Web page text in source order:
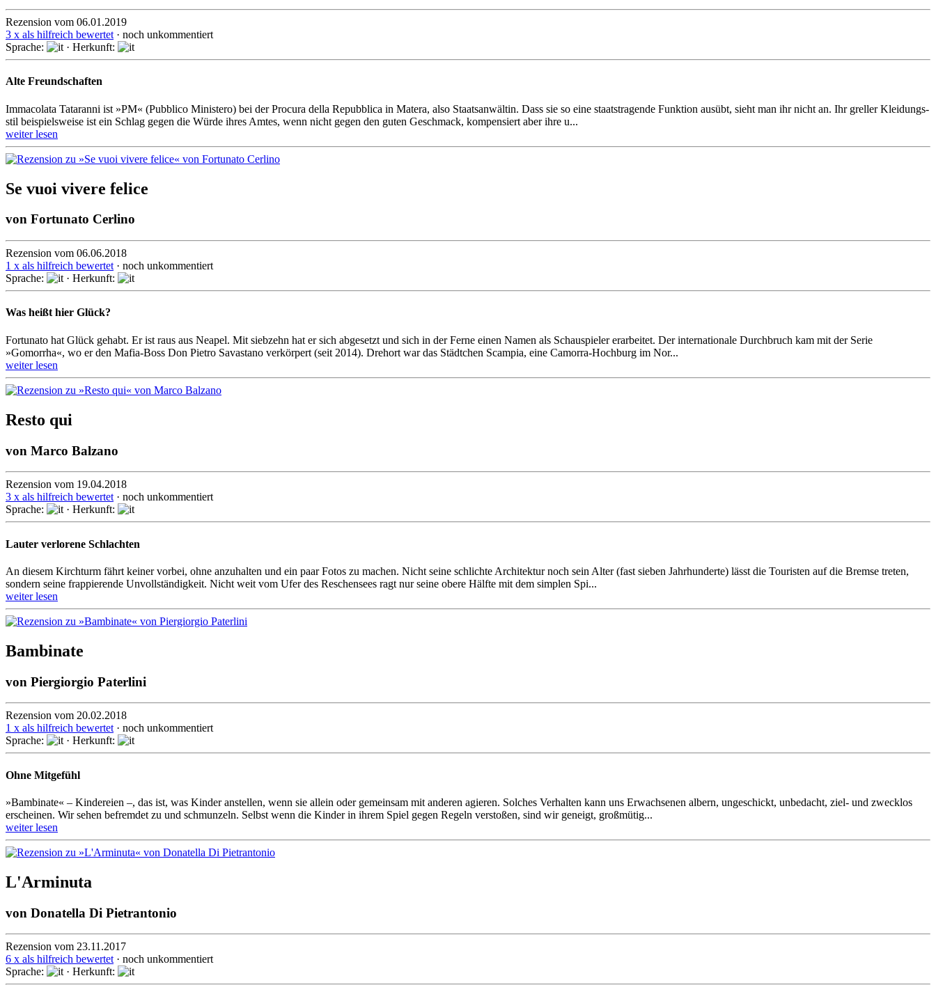
Rezension vom 06.01.2019
3 x als hilfreich bewertet · noch unkommentiert
Sprache:
· Herkunft:
Alte Freundschaften
Immacolata Tataranni ist »PM« (Pubblico Ministero) bei der Procura della Repubblica in Matera, also Staats­anwältin. Dass sie so eine staats­tragende Funktion ausübt, sieht man ihr nicht an. Ihr greller Kleidungs­
stil beispiels­weise ist ein Schlag gegen die Würde ihres Amtes, wenn nicht gegen den guten Geschmack, kom­pensiert aber ihre u...
weiter lesen
Se vuoi vivere felice
von Fortunato Cerlino
Rezension vom 06.06.2018
1 x als hilfreich bewertet · noch unkommentiert
Sprache:
· Herkunft:
Was heißt hier Glück?
Fortunato hat Glück gehabt. Er ist raus aus Neapel. Mit siebzehn hat er sich abgesetzt und sich in der Ferne einen Namen als Schau­spieler erarbeitet. Der inter­natio­nale Durchbruch kam mit der Serie
»Gomorrha«, wo er den Mafia-Boss Don Pietro Savastano verkörpert (seit 2014). Drehort war das Städtchen Scampia, eine Camorra-Hochburg im Nor...
weiter lesen
Resto qui
von Marco Balzano
Rezension vom 19.04.2018
3 x als hilfreich bewertet · noch unkommentiert
Sprache:
· Herkunft:
Lauter verlorene Schlachten
An diesem Kirchturm fährt keiner vorbei, ohne anzuhalten und ein paar Fotos zu machen. Nicht seine schlichte Architektur noch sein Alter (fast sieben Jahrhun­derte) lässt die Touristen auf die Bremse treten,
sondern seine frappie­rende Unvoll­ständig­keit. Nicht weit vom Ufer des Reschen­sees ragt nur seine obere Hälfte mit dem simplen Spi...
weiter lesen
Bambinate
von Piergiorgio Paterlini
Rezension vom 20.02.2018
1 x als hilfreich bewertet · noch unkommentiert
Sprache:
· Herkunft:
Ohne Mitgefühl
»Bambinate« – Kindereien –, das ist, was Kinder anstellen, wenn sie allein oder gemeinsam mit anderen agieren. Solches Verhalten kann uns Erwachsenen albern, ungeschickt, unbedacht, ziel- und zwecklos
erscheinen. Wir sehen befremdet zu und schmunzeln. Selbst wenn die Kinder in ihrem Spiel gegen Regeln verstoßen, sind wir geneigt, großmütig...
weiter lesen
L'Arminuta
von Donatella Di Pietrantonio
Rezension vom 23.11.2017
6 x als hilfreich bewertet · noch unkommentiert
Sprache:
· Herkunft: